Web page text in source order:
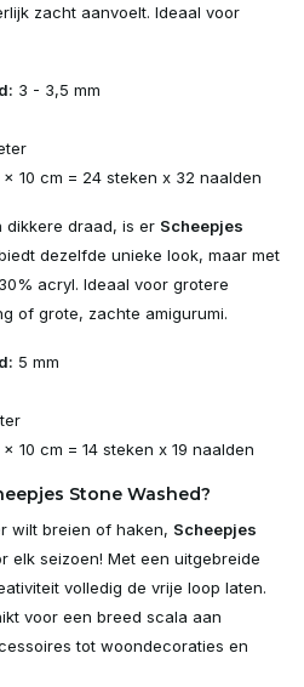
zacht aanvoelt. Ideaal voor
3 - 3,5 mm
x 10 cm = 24 steken x 32 naalden
dikkere draad, is er Scheepjes
dezelfde unieke look, maar met
acryl. Ideaal voor grotere
of grote, zachte amigurumi.
5 mm
x 10 cm = 14 steken x 19 naalden
Stone Washed?
wilt breien of haken, Scheepjes
elk seizoen! Met een uitgebreide
volledig de vrije loop laten.
voor een breed scala aan
tot woondecoraties en